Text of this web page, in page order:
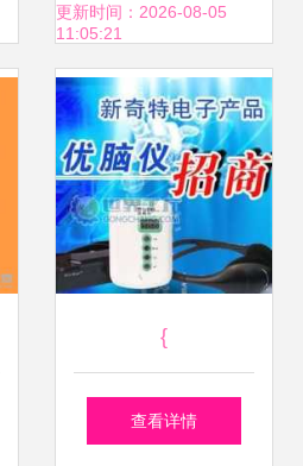
之旅，改变你的一
生
更新时间：2026-08-05
11:05:21
{
查看详情